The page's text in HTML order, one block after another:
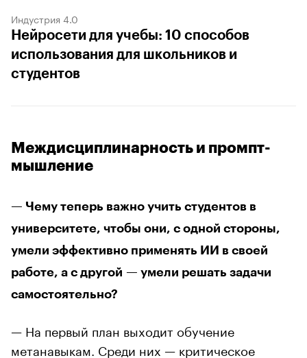
Индустрия 4.0
Нейросети для учебы: 10 способов
использования для школьников и
студентов
Междисциплинарность и промпт-
мышление
— Чему теперь важно учить студентов в
университете, чтобы они, с одной стороны,
умели эффективно применять ИИ в своей
работе, а с другой — умели решать задачи
самостоятельно?
— На первый план выходит обучение
метанавыкам. Среди них — критическое